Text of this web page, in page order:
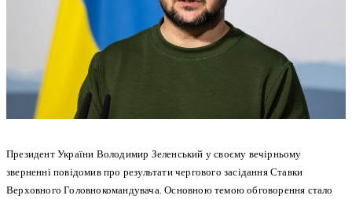
Президент України Володимир Зеленський у своєму вечірньому
зверненні повідомив про результати чергового засідання Ставки
Верховного Головнокомандувача. Основною темою обговорення стало